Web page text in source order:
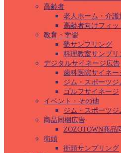
高齢者
老人ホーム・介
高齢者向けフィッ
教育・学習
塾サンプリング
料理教室サンプリ
デジタルサイネージ広告
歯科医院サイネー
ジム・スポーツ
ゴルフサイネージ
イベント・その他
ジム・スポーツ
商品同梱広告
ZOZOTOWN商品
街頭
街頭サンプリング